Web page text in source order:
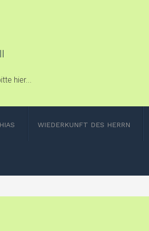
hier...
WIEDERKUNFT DES HERRN